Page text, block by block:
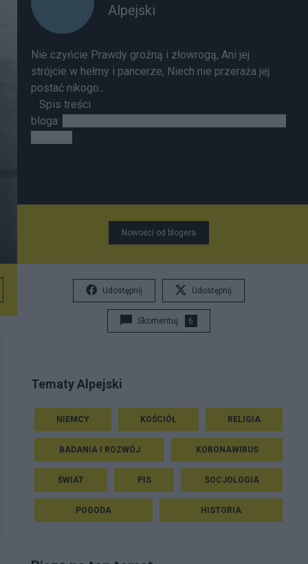
Alpejski
Nie czyńcie Prawdy groźną i złowrogą, Ani jej
strójcie w hełmy i pancerze, Niech nie przeraża jej
postać nikogo...
Spis treści
bloga:
Nowości od blogera
Udostępnij Udostępnij
Skomentuj 6
Tematy Alpejski
NIEMCY KOŚCIÓŁ RELIGIA
BADANIA I ROZWÓJ KORONAWIRUS
ŚWIAT PIS SOCJOLOGIA
POGODA HISTORIA